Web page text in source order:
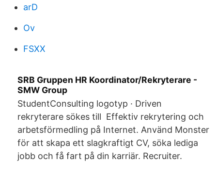
arD
Ov
FSXX
SRB Gruppen HR Koordinator/Rekryterare -
SMW Group
StudentConsulting logotyp · Driven
rekryterare sökes till Effektiv rekrytering och
arbetsförmedling på Internet. Använd Monster
för att skapa ett slagkraftigt CV, söka lediga
jobb och få fart på din karriär. Recruiter.